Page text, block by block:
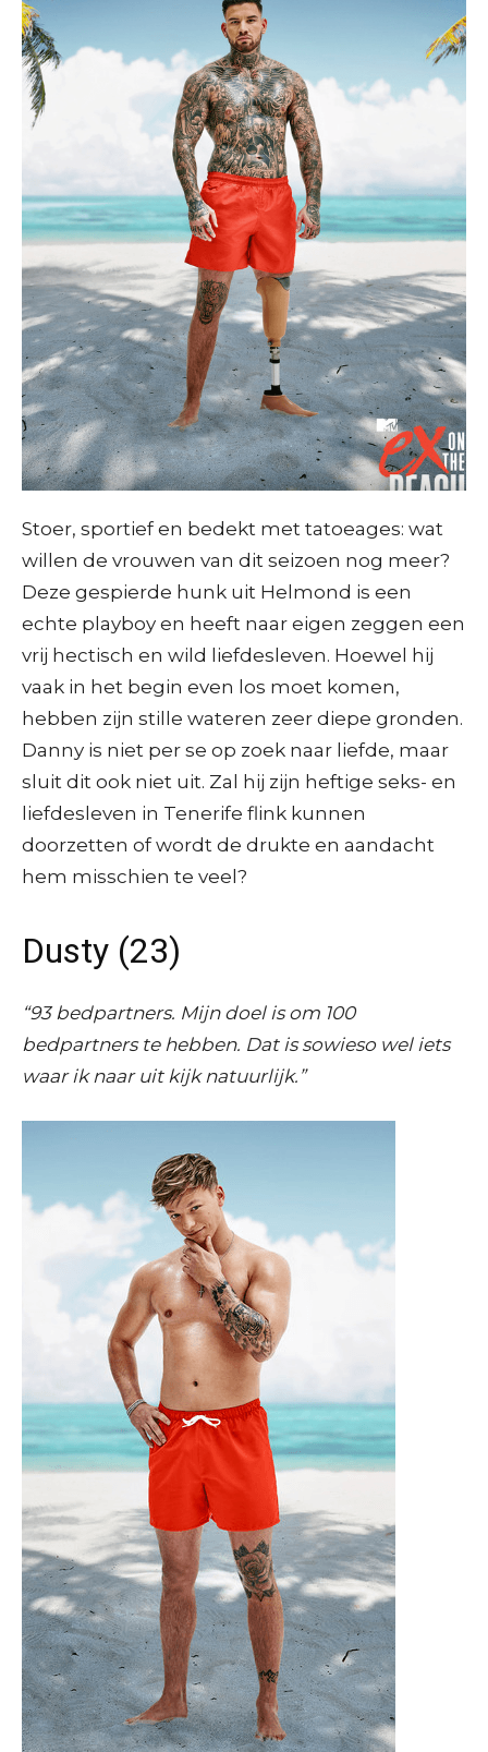
Stoer, sportief en bedekt met tatoeages: wat
willen de vrouwen van dit seizoen nog meer?
Deze gespierde hunk uit Helmond is een
echte playboy en heeft naar eigen zeggen een
vrij hectisch en wild liefdesleven. Hoewel hij
vaak in het begin even los moet komen,
hebben zijn stille wateren zeer diepe gronden.
Danny is niet per se op zoek naar liefde, maar
sluit dit ook niet uit. Zal hij zijn heftige seks- en
liefdesleven in Tenerife flink kunnen
doorzetten of wordt de drukte en aandacht
hem misschien te veel?
Dusty (23)
“93 bedpartners. Mijn doel is om 100
bedpartners te hebben. Dat is sowieso wel iets
waar ik naar uit kijk natuurlijk.”